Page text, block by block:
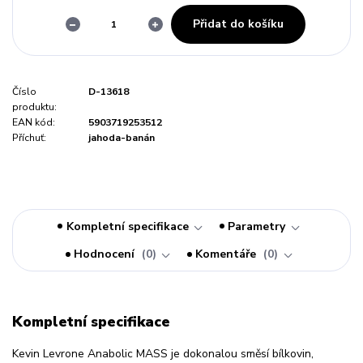
Přidat do košíku
Číslo
produktu:
D-13618
EAN kód:
5903719253512
Příchuť:
jahoda-banán
Kompletní specifikace
Parametry
Hodnocení
0 Komentáře 0
Kompletní specifikace
Kevin Levrone Anabolic MASS je dokonalou směsí bílkovin,